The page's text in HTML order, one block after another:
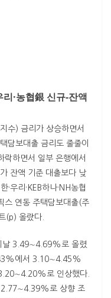
·농협銀 신규-잔액
수) 금리가 상승하면서
담보대출 금리도 줄줄이
락하면서 일부 은행에서
잔액 기준 대출보다 낮
·우리·KEB하나·NH농협
스 연동 주택담보대출(주
(p) 올랐다.
날 3.49∼4.69%로 올렸
에서 3.10∼4.45%
로 인상했다.
로 상향 조